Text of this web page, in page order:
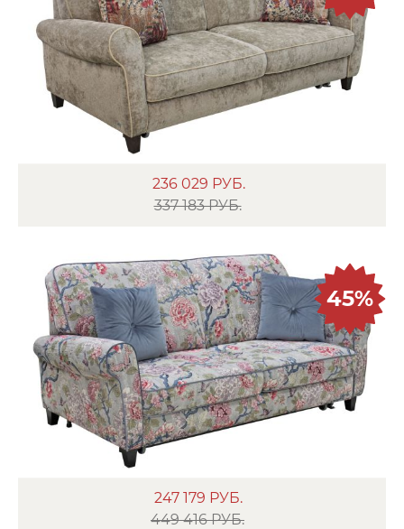
236 029 РУБ.
337 183 РУБ.
247 179 РУБ.
449 416 РУБ.
45%